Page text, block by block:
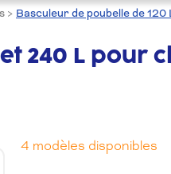
> Basculeur de poubelle de
240 L pour
4 modèles disponibles